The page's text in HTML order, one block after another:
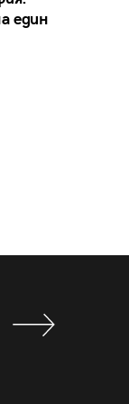
един